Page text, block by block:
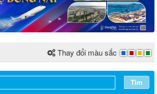
Thay đổi màu sắc
Tìm